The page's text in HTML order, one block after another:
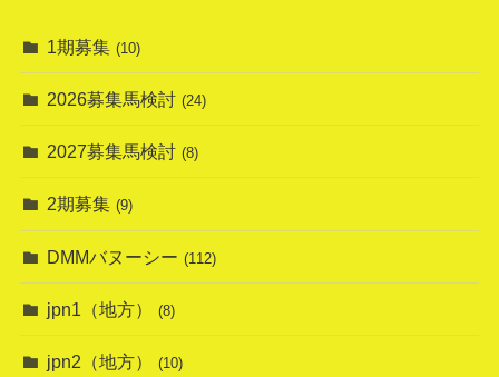
1期募集 (10)
2026募集馬検討 (24)
2027募集馬検討 (8)
2期募集 (9)
DMMバヌーシー (112)
jpn1（地方） (8)
jpn2（地方） (10)